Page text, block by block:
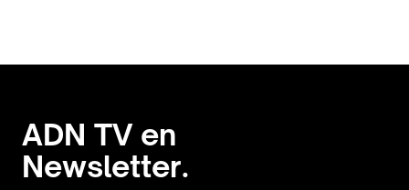
ADN TV en
Newsletter.